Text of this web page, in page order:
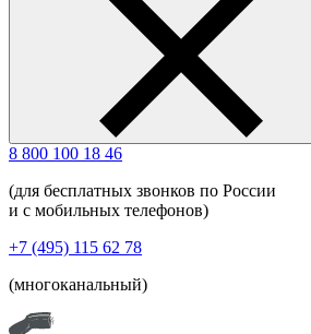
8 800 100 18 46
(для бесплатных звонков по России
и с мобильных телефонов)
+7 (495) 115 62 78
(многоканальный)